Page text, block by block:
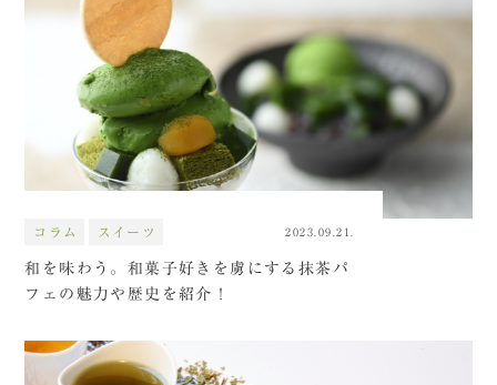
コラム スイーツ 2023.09.21.
和を味わう。和菓子好きを虜にする抹茶パ
フェの魅力や歴史を紹介！